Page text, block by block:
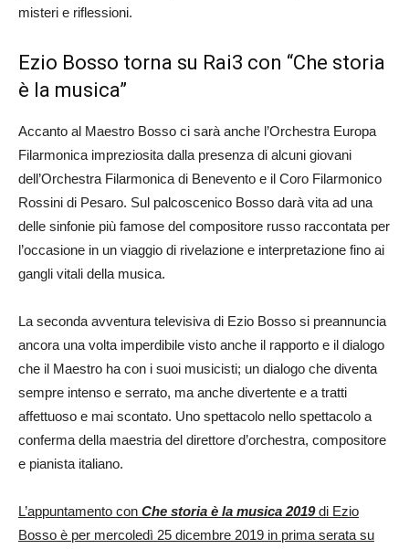
misteri e riflessioni.
Ezio Bosso torna su Rai3 con “Che storia
è la musica”
Accanto al Maestro Bosso ci sarà anche l’Orchestra Europa
Filarmonica impreziosita dalla presenza di alcuni giovani
dell’Orchestra Filarmonica di Benevento e il Coro Filarmonico
Rossini di Pesaro. Sul palcoscenico Bosso darà vita ad una
delle sinfonie più famose del compositore russo raccontata per
l’occasione in un viaggio di rivelazione e interpretazione fino ai
gangli vitali della musica.
La seconda avventura televisiva di Ezio Bosso si preannuncia
ancora una volta imperdibile visto anche il rapporto e il dialogo
che il Maestro ha con i suoi musicisti; un dialogo che diventa
sempre intenso e serrato, ma anche divertente e a tratti
affettuoso e mai scontato. Uno spettacolo nello spettacolo a
conferma della maestria del direttore d’orchestra, compositore
e pianista italiano.
L’appuntamento con Che storia è la musica 2019di Ezio
Bosso è per mercoledì 25 dicembre 2019 in prima serata su